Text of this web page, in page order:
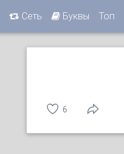
Сеть Буквы Топ
6